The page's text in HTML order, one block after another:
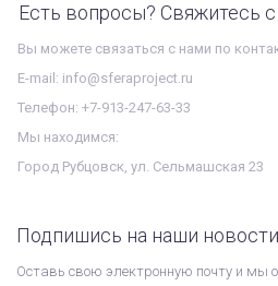
Есть вопросы? Свяжитесь
Вы можете связаться с нами по
E-mail: info@sferaproject.ru
Телефон: +7-913-247-63-33
Мы находимся:
Город Рубцовск, ул. Сельмашская 23
Подпишись на наши новости
Оставь свою электронную почту и мы